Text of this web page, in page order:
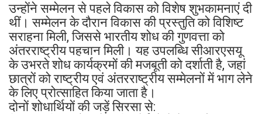
उन्होंने सम्मेलन से पहले विकास को विशेष शुभकामनाएं दी
थीं। सम्मेलन के दौरान विकास की प्रस्तुति को विशिष्ट
सराहना मिली, जिससे भारतीय शोध की गुणवत्ता को
अंतरराष्ट्रीय पहचान मिली। यह उपलब्धि सीआरएसयू
के उभरते शोध कार्यक्रमों की मजबूती को दर्शाती है, जहां
छात्रों को राष्ट्रीय एवं अंतरराष्ट्रीय सम्मेलनों में भाग लेने
के लिए प्रोत्साहित किया जाता है।
दोनों शोधार्थियों की जड़ें सिरसा से: